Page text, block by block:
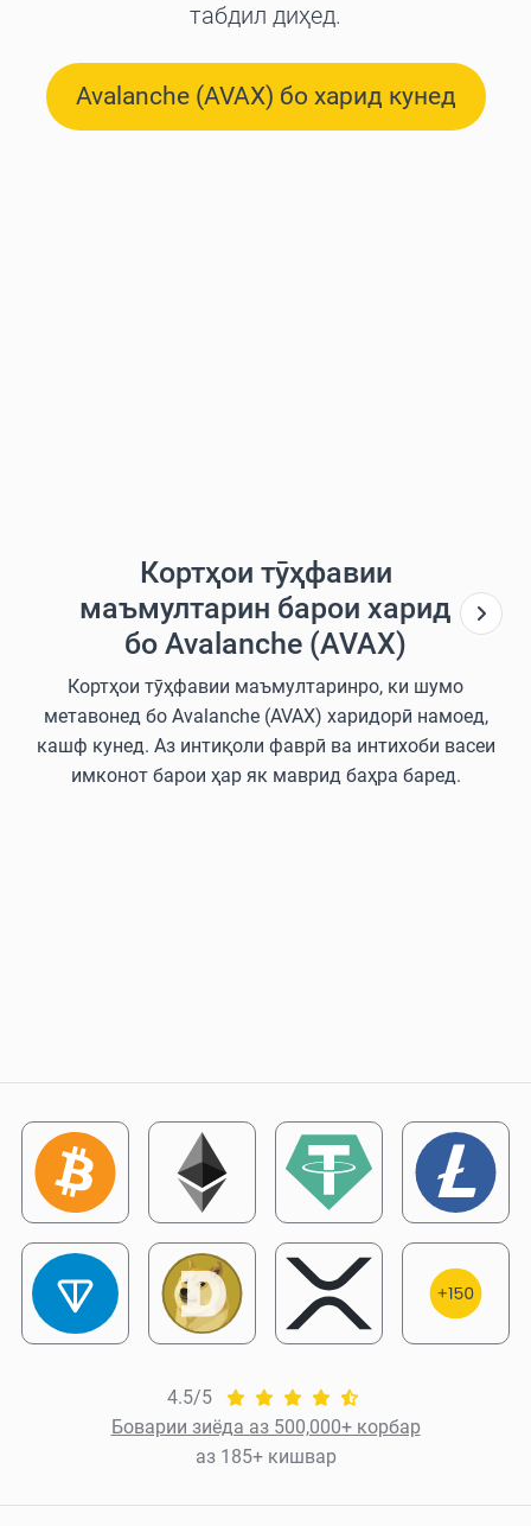
табдил диҳед.
Avalanche (AVAX) бо харид кунед
Кортҳои тӯҳфавии
маъмултарин барои харид
бо Avalanche (AVAX)
Кортҳои тӯҳфавии маъмултаринро, ки шумо
метавонед бо Avalanche (AVAX) харидорӣ намоед,
кашф кунед. Аз интиқоли фаврӣ ва интихоби васеи
имконот барои ҳар як маврид баҳра баред.
4.5/5
Боварии зиёда аз 500,000+ корбар
аз 185+ кишвар